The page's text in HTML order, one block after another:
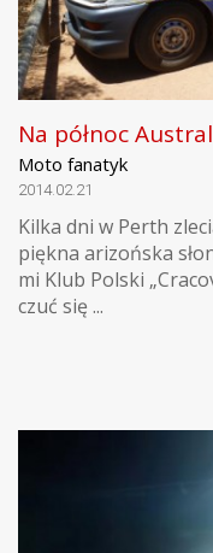
Na północ
Moto fanatyk
2014.02.21
Kilka dni w Perth
piękna arizońska
mi Klub Polski
czuć się ...